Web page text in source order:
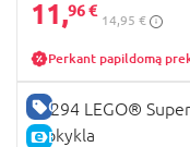
11,96 €
14,95 €
Perkant papildomą
GERA KAINA
E-KAINA
76294 LEGO®
mokykla